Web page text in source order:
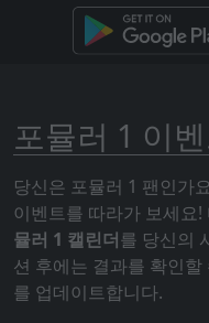
포뮬러 1 이
당신은 포뮬러 1 팬인가
이벤트를 따라가 보세요
뮬러 1 캘린더를 당신의
션 후에는 결과를 확인
를 업데이트합니다.